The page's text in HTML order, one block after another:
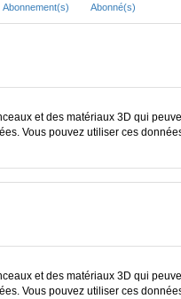
Abonnement(s) Abonné(s)
et des matériaux 3D qui
Vous pouvez utiliser ces
et des matériaux 3D qui
Vous pouvez utiliser ces